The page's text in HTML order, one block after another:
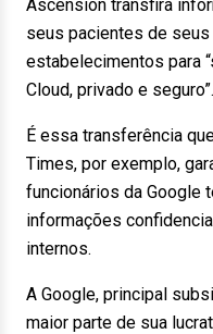
Ascension transfira
seus pacientes de
estabelecimentos para
Cloud, privado e seguro”.
É essa transferência
Times, por exemplo,
funcionários da Google
informações
internos.
A Google, principal
maior parte de sua